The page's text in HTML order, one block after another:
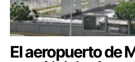
El aeropuerto de